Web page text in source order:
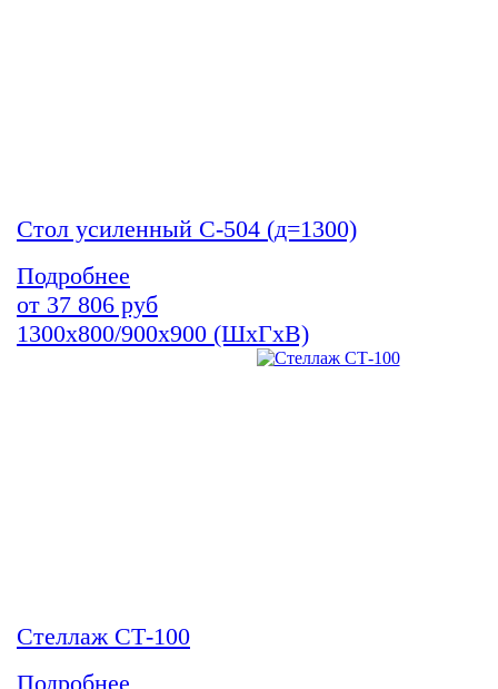
Стол усиленный С-504 (д=1300)
Подробнее
от 37 806 руб
1300х800/900х900 (ШхГхВ)
Стеллаж СТ-100
Подробнее